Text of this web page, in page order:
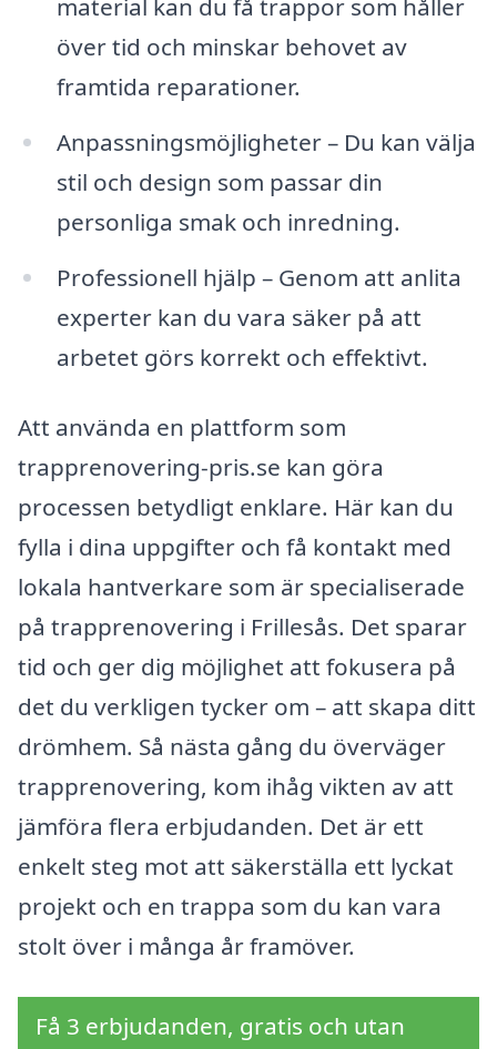
material kan du få trappor som håller
över tid och minskar behovet av
framtida reparationer.
Anpassningsmöjligheter – Du kan välja
stil och design som passar din
personliga smak och inredning.
Professionell hjälp – Genom att anlita
experter kan du vara säker på att
arbetet görs korrekt och effektivt.
Att använda en plattform som
trapprenovering-pris.se kan göra
processen betydligt enklare. Här kan du
fylla i dina uppgifter och få kontakt med
lokala hantverkare som är specialiserade
på trapprenovering i Frillesås. Det sparar
tid och ger dig möjlighet att fokusera på
det du verkligen tycker om – att skapa ditt
drömhem. Så nästa gång du överväger
trapprenovering, kom ihåg vikten av att
jämföra flera erbjudanden. Det är ett
enkelt steg mot att säkerställa ett lyckat
projekt och en trappa som du kan vara
stolt över i många år framöver.
Få 3 erbjudanden, gratis och utan